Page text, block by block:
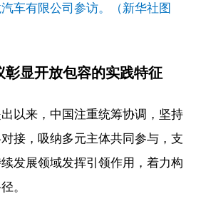
车有限公司参访。（新华社图
彰显开放包容的实践特征
以来，中国注重统筹协调，坚持
接，吸纳多元主体共同参与，支
发展领域发挥引领作用，着力构
。